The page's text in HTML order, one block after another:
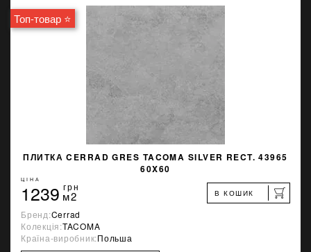
Топ-товар ⭐
ПЛИТКА CERRAD GRES TACOMA SILVER RECT. 43965
60X60
ЦІНА
1239 грн
м2 В КОШИК
Бренд:Cerrad
Колекція:TACOMA
Країна-виробник:Польша